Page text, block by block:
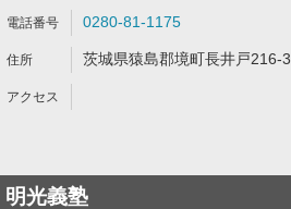
0280-81-1175
茨城県猿島郡境町長井戸216-3
明光義塾